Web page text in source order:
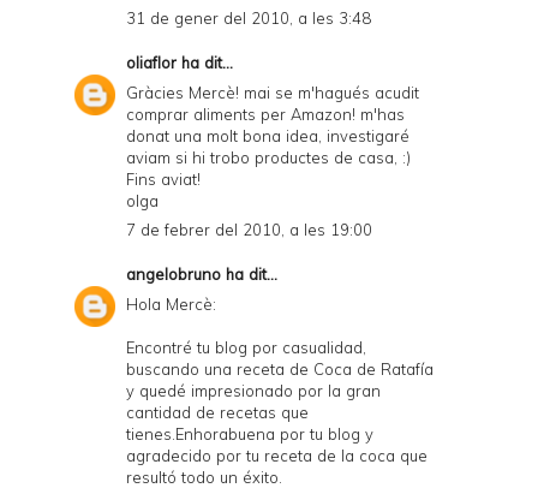
31 de gener del 2010, a les 3:48
oliaflor ha dit...
Gràcies Mercè! mai se m'hagués acudit
comprar aliments per Amazon! m'has
donat una molt bona idea, investigaré
aviam si hi trobo productes de casa, :)
Fins aviat!
olga
7 de febrer del 2010, a les 19:00
angelobruno ha dit...
Hola Mercè:
Encontré tu blog por casualidad,
buscando una receta de Coca de Ratafía
y quedé impresionado por la gran
cantidad de recetas que
tienes.Enhorabuena por tu blog y
agradecido por tu receta de la coca que
resultó todo un éxito.